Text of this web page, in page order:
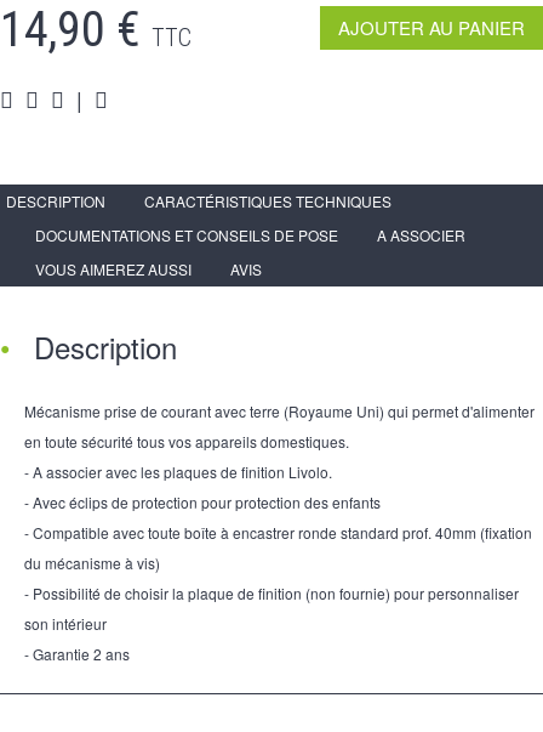
Espace Pro
14,90 € TTC AJOUTER AU PANIER
|
DESCRIPTION
CARACTÉRISTIQUES TECHNIQUES
DOCUMENTATIONS ET CONSEILS DE POSE
A ASSOCIER
VOUS AIMEREZ AUSSI
AVIS
Description
Mécanisme prise de courant avec terre (Royaume Uni) qui permet d'alimenter
en toute sécurité tous vos appareils domestiques.
- A associer avec les plaques de finition Livolo.
- Avec éclips de protection pour protection des enfants
- Compatible avec toute boîte à encastrer ronde standard prof. 40mm (fixation
du mécanisme à vis)
- Possibilité de choisir la plaque de finition (non fournie) pour personnaliser
son intérieur
- Garantie 2 ans